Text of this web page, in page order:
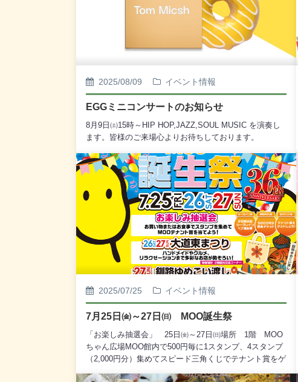
2025/08/09 イベント情報
EGGミニコンサートのお知らせ
8月9日㈯15時～HIP HOP,JAZZ,SOUL MUSIC を演奏し
ます。皆様のご来場心よりお待ちしております。
2025/07/25 イベント情報
7月25日㈮～27日㈰ MOO誕生祭
「お楽しみ抽選会」 25日㈮～27日㈰場所 1階 MOO
ちゃん広場MOO館内で500円毎に1スタンプ、4スタンプ
（2,000円分）集めてスピード三角くじでテナント賞をゲ